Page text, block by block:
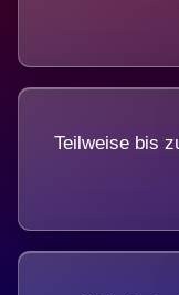
Teilweise bis